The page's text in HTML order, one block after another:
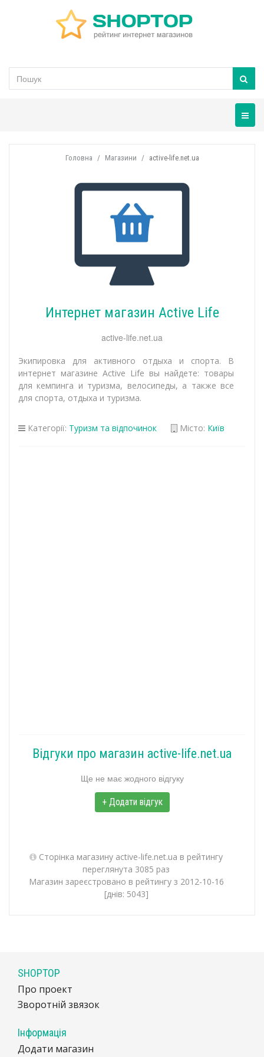
Головна Магазини active-life.net.ua
Интернет магазин Active Life
active-life.net.ua
Экипировка для активного отдыха и спорта. В
интернет магазине Active Life вы найдете: товары
для кемпинга и туризма, велосипеды, а также все
для спорта, отдыха и туризма.
Категорії: Туризм та відпочинок Місто: Київ
Відгуки про магазин active-life.net.ua
Ще не має жодного відгуку
+ Додати відгук
Сторінка магазину active-life.net.ua в рейтингу
переглянута 3085 раз
Магазин зареєстровано в рейтингу з 2012-10-16
[днів: 5043]
SHOPTOP
Про проект
Зворотній звязок
Інформація
Додати магазин